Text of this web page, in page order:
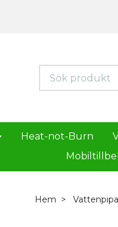
Heat-not-Burn
Hem Vattenpipa